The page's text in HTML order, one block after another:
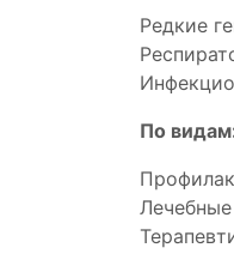
Редкие
По